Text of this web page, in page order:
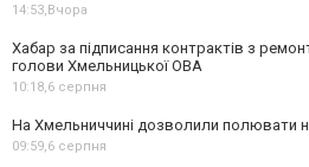
14:53, Вчора
Хабар за підписання контрактів з
голови Хмельницької ОВА
10:18,6 серпня
На Хмельниччині дозволили полювати
09:59,6 серпня